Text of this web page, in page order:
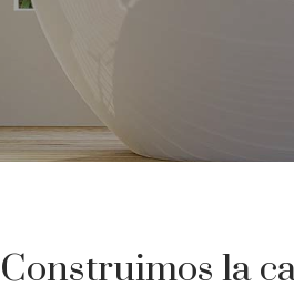
Construimos la